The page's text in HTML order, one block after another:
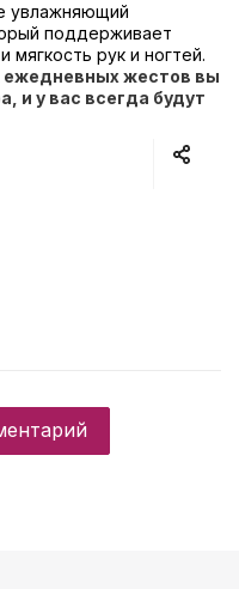
увлажняющий
поддерживает
мягкость рук и ногтей.
жестов вы
и у вас всегда будут